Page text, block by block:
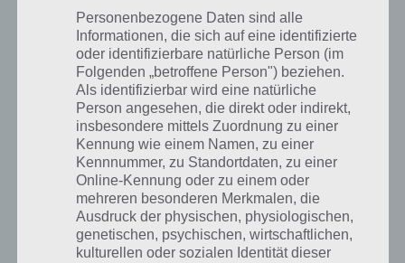
nur in der Reihe oder Spalte verschoben werden können und die
Farben entsprechend der Vorlage platziert sein müssen. Hilfreich
sind dazu auch die Farben oben und unten, sodass klar ist, wo die
Felder abgelegt werden müssen.
Auch wenn In-App-Käufe vorhanden sind, sind diese nicht zwingend
notwendig, aber trotzdem manchmal nervig, wenn man nicht ein
paar Schritte zurückgehen kann. Das fällt vor allem in den Leveln auf,
wo es bis zu 10 Farben gibt, denn hier sind zahlreiche Schritte zu
erledigen. Harmony könnt ihr euch im Google Play Store für Android
und im iTunes App Store für iPhone, iPad und iPod Touch
herunterladen.
Personenbezogene Daten sind alle
Informationen, die sich auf eine identifizierte
oder identifizierbare natürliche Person (im
Folgenden „betroffene Person") beziehen.
Als identifizierbar wird eine natürliche
Person angesehen, die direkt oder indirekt,
insbesondere mittels Zuordnung zu einer
Kennung wie einem Namen, zu einer
Kennnummer, zu Standortdaten, zu einer
Online-Kennung oder zu einem oder
mehreren besonderen Merkmalen, die
Ausdruck der physischen, physiologischen,
genetischen, psychischen, wirtschaftlichen,
kulturellen oder sozialen Identität dieser